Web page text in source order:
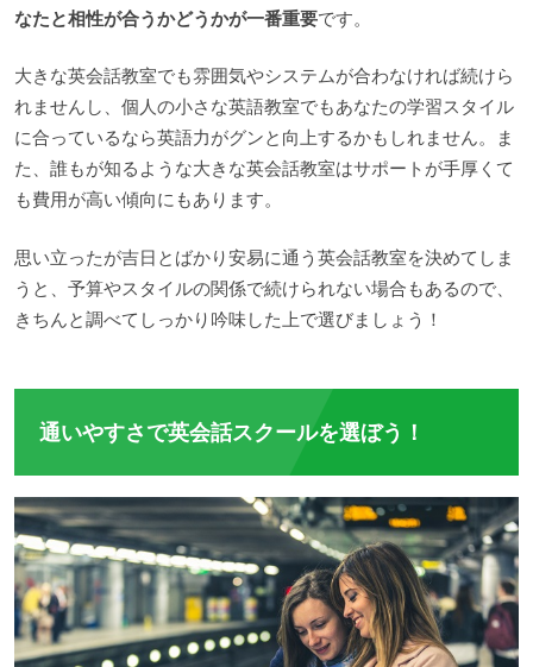
なたと相性が合うかどうかが一番重要です。
大きな英会話教室でも雰囲気やシステムが合わなければ続けら
れませんし、個人の小さな英語教室でもあなたの学習スタイル
に合っているなら英語力がグンと向上するかもしれません。ま
た、誰もが知るような大きな英会話教室はサポートが手厚くて
も費用が高い傾向にもあります。
思い立ったが吉日とばかり安易に通う英会話教室を決めてしま
うと、予算やスタイルの関係で続けられない場合もあるので、
きちんと調べてしっかり吟味した上で選びましょう！
通いやすさで英会話スクールを選ぼう！